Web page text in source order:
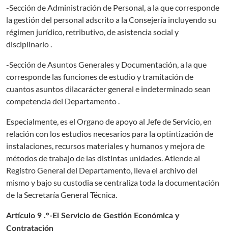
-Sección de Administración de Personal, a la que corresponde
la gestión del personal adscrito a la Consejería incluyendo su
régimen jurídico, retributivo, de asistencia social y
disciplinario .
-Sección de Asuntos Generales y Documentación, a la que
corresponde las funciones de estudio y tramitación de
cuantos asuntos dilacarácter general e indeterminado sean
competencia del Departamento .
Especialmente, es el Organo de apoyo al Jefe de Servicio, en
relación con los estudios necesarios para la optintización de
instalaciones, recursos materiales y humanos y mejora de
métodos de trabajo de las distintas unidades. Atiende al
Registro General del Departamento, lleva el archivo del
mismo y bajo su custodia se centraliza toda la documentación
de la Secretaría General Técnica.
Artículo 9 .°-El Servicio de Gestión Económica y
Contratación